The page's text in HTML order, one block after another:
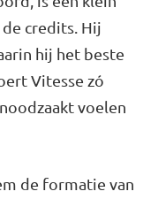
credits. Hij
hij het beste
Vitesse zó
voelen
de formatie van